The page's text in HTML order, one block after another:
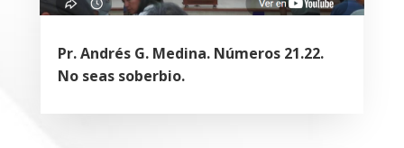
Pr. Andrés G. Medina. Números 21.22.
No seas soberbio.